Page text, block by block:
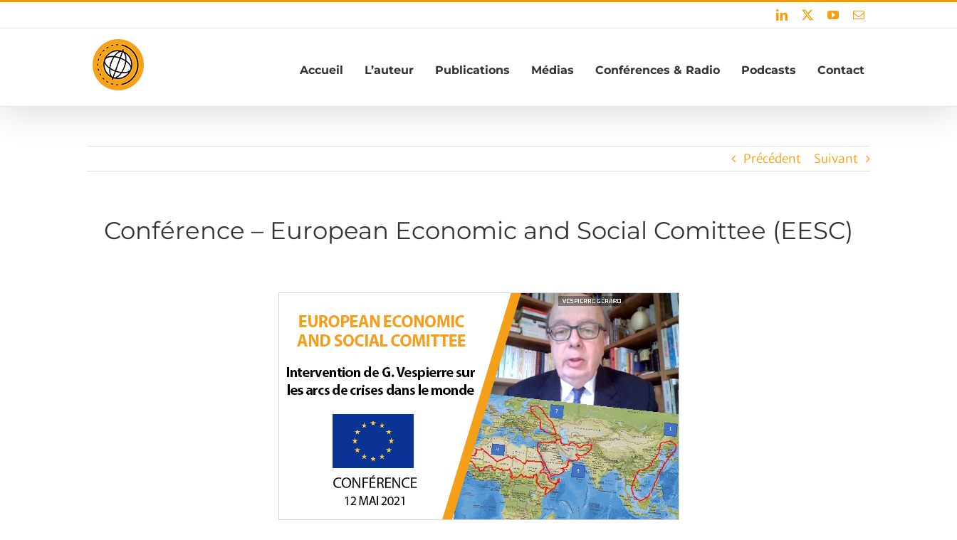
au
LinkedIn YouTubeEmail
Accueil L’auteur Publications Médias Conférences & Radio Podcasts Contact
Précédent Suivant
Conférence – European Economic and Social Comittee (EESC)